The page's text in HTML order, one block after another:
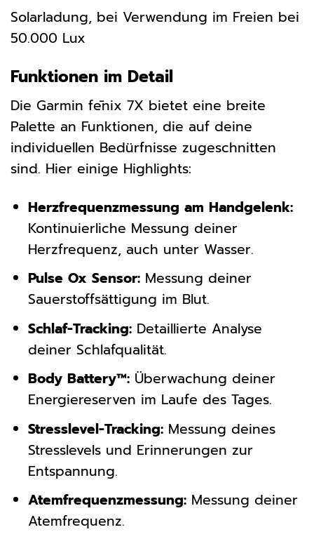
Solarladung, bei Verwendung im Freien bei
50.000 Lux
Funktionen im Detail
Die Garmin fēnix 7X bietet eine breite
Palette an Funktionen, die auf deine
individuellen Bedürfnisse zugeschnitten
sind. Hier einige Highlights:
Herzfrequenzmessung am Handgelenk:
Kontinuierliche Messung deiner
Herzfrequenz, auch unter Wasser.
Pulse Ox Sensor:Messung deiner
Sauerstoffsättigung im Blut.
Schlaf-Tracking:Detaillierte Analyse
deiner Schlafqualität.
Body Battery™:Überwachung deiner
Energiereserven im Laufe des Tages.
Stresslevel-Tracking:Messung deines
Stresslevels und Erinnerungen zur
Entspannung.
Atemfrequenzmessung:Messung deiner
Atemfrequenz.